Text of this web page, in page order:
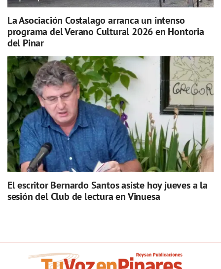
La Asociación Costalago arranca un intenso
programa del Verano Cultural 2026 en Hontoria
del Pinar
El escritor Bernardo Santos asiste hoy jueves a la
sesión del Club de lectura en Vinuesa